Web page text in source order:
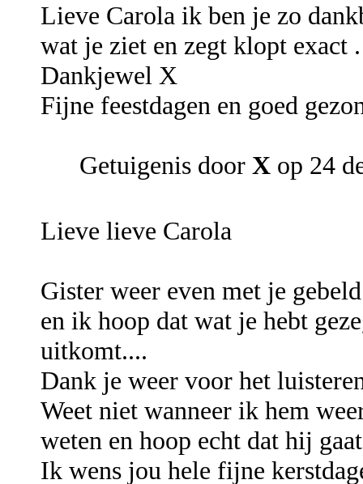
Lieve Carola ik ben je zo
wat je ziet en zegt klopt exact
Dankjewel X
Fijne feestdagen en goed
Getuigenis door X op 24
Lieve lieve Carola
Gister weer even met je
en ik hoop dat wat je hebt
uitkomt....
Dank je weer voor het
Weet niet wanneer ik hem
weten en hoop echt dat hij
Ik wens jou hele fijne